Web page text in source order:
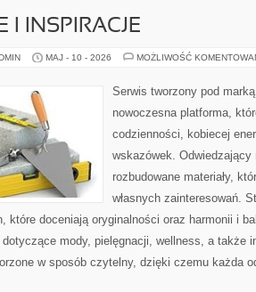
I INSPIRACJE
MAJ - 10 - 2026 MOŻLIWOŚĆ
Serwis tworzony pod
nowoczesna platforma,
codzienności, kobiecej
wskazówek.
rozbudowane materiały,
własnych zainteresowań.
które doceniają oryginalności oraz harmonii i
dotyczące mody, pielęgnacji, wellness, a także
w sposób czytelny, dzięki czemu każda